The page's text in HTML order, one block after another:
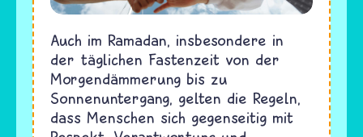
Auch im Ramadan, insbesondere in
der täglichen Fastenzeit von der
Morgendämmerung bis zu
Sonnenuntergang, gelten die Regeln,
dass Menschen sich gegenseitig mit